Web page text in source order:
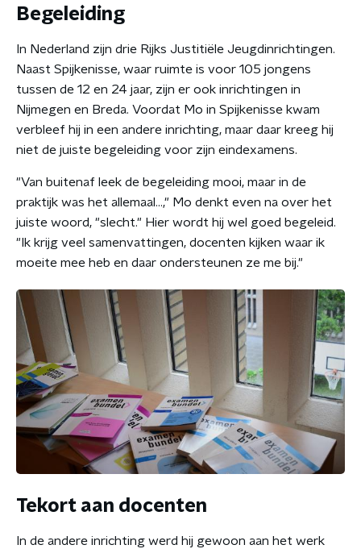
Begeleiding
In Nederland zijn drie Rijks Justitiële Jeugdinrichtingen.
Naast Spijkenisse, waar ruimte is voor 105 jongens
tussen de 12 en 24 jaar, zijn er ook inrichtingen in
Nijmegen en Breda. Voordat Mo in Spijkenisse kwam
verbleef hij in een andere inrichting, maar daar kreeg hij
niet de juiste begeleiding voor zijn eindexamens.
"Van buitenaf leek de begeleiding mooi, maar in de
praktijk was het allemaal...," Mo denkt even na over het
juiste woord, "slecht." Hier wordt hij wel goed begeleid.
"Ik krijg veel samenvattingen, docenten kijken waar ik
moeite mee heb en daar ondersteunen ze me bij."
Tekort aan docenten
In de andere inrichting werd hij gewoon aan het werk